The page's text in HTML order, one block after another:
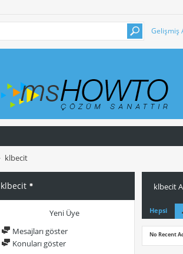
Gelişmiş
klbecit
klbecit
Yeni Üye
Mesajları göster
Konuları göster
klbecit
Hepsi
No Recent